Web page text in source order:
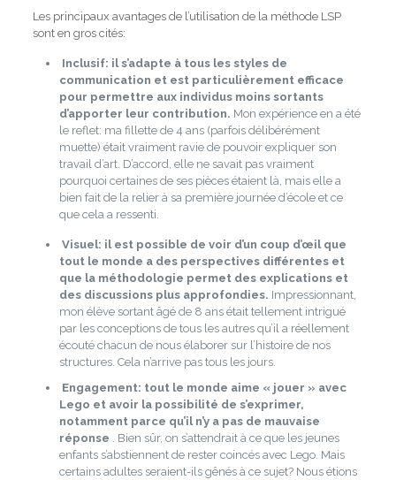
Les principaux avantages de l’utilisation de la méthode LSP
sont en gros cités:
Inclusif: il s’adapte à tous les styles de
communication et est particulièrement efficace
pour permettre aux individus moins sortants
d’apporter leur contribution. Mon expérience en a été
le reflet: ma fillette de 4 ans (parfois délibérément
muette) était vraiment ravie de pouvoir expliquer son
travail d’art. D’accord, elle ne savait pas vraiment
pourquoi certaines de ses pièces étaient là, mais elle a
bien fait de la relier à sa première journée d’école et ce
que cela a ressenti.
Visuel: il est possible de voir d’un coup d’œil que
tout le monde a des perspectives différentes et
que la méthodologie permet des explications et
des discussions plus approfondies. Impressionnant,
mon élève sortant âgé de 8 ans était tellement intrigué
par les conceptions de tous les autres qu’il a réellement
écouté chacun de nous élaborer sur l’histoire de nos
structures. Cela n’arrive pas tous les jours.
Engagement: tout le monde aime « jouer » avec
Lego et avoir la possibilité de s’exprimer,
notamment parce qu’il n’y a pas de mauvaise
réponse . Bien sûr, on s’attendrait à ce que les jeunes
enfants s’abstiennent de rester coincés avec Lego. Mais
certains adultes seraient-ils gênés à ce sujet? Nous étions